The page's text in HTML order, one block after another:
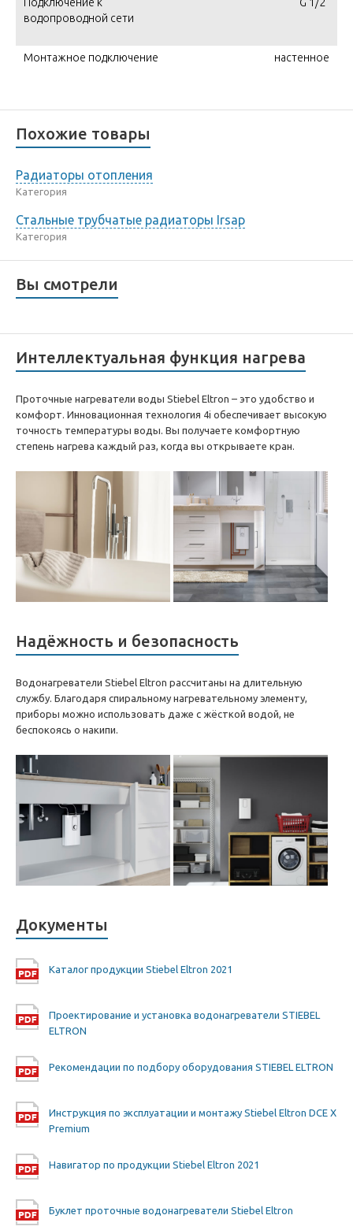
водопроводной сети
Монтажное подключение настенное
Похожие товары
Радиаторы отопления
Категория
Стальные трубчатые радиаторы Irsap
Категория
Вы смотрели
Интеллектуальная функция нагрева
Проточные нагреватели воды Stiebel Eltron – это удобство и
комфорт. Инновационная технология 4i обеспечивает высокую
точность температуры воды. Вы получаете комфортную
степень нагрева каждый раз, когда вы открываете кран.
Надёжность и безопасность
Водонагреватели Stiebel Eltron рассчитаны на длительную
службу. Благодаря спиральному нагревательному элементу,
приборы можно использовать даже с жёсткой водой, не
беспокоясь о накипи.
Документы
Каталог продукции Stiebel Eltron 2021
Проектирование и установка водонагреватели STIEBEL
ELTRON
Рекомендации по подбору оборудования STIEBEL ELTRON
Инструкция по эксплуатации и монтажу Stiebel Eltron DCE X
Premium
Навигатор по продукции Stiebel Eltron 2021
Буклет проточные водонагреватели Stiebel Eltron